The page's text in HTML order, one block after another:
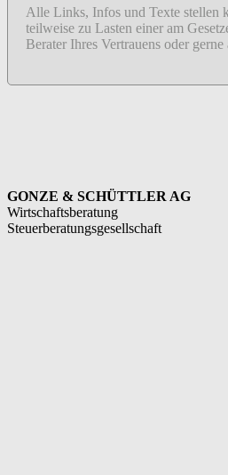
Alle Links, Infos und Texte stellen
teilweise zu Lasten einer am
Berater Ihres Vertrauens oder
GONZE & SCHÜTTLER AG
Wirtschaftsberatung
Steuerberatungsgesellschaft